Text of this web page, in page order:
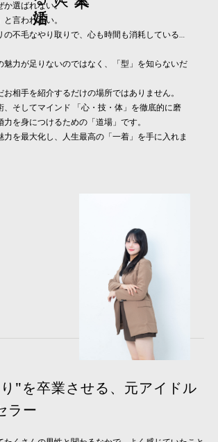
か選ばれない。
と言われない。
の不毛なやり取りで、心も時間も消耗している…
魅力が足りないのではなく、「型」を知らないだ
相手を紹介するだけの場所ではありません。
、そしてマインド 「心・技・体」を徹底的に磨
力を身につけるための「道場」です。
力を最大化し、人生最高の「一着」を手に入れま
"を卒業させる、元アイドル
ラー